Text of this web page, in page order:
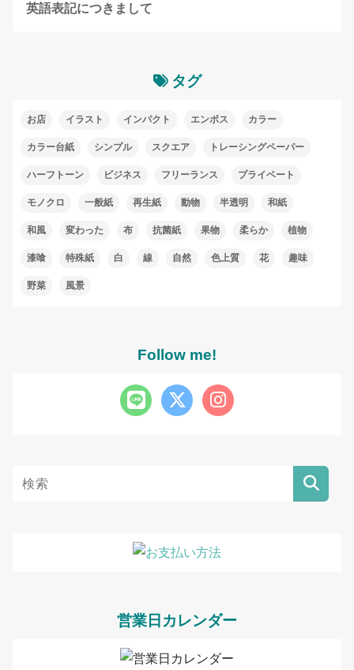
英語表記につきまして
タグ
お店 イラスト インパクト エンボス カラー
カラー台紙 シンプル スクエア トレーシングペーパー
ハーフトーン ビジネス フリーランス プライベート
モノクロ 一般紙 再生紙 動物 半透明 和紙
和風 変わった 布 抗菌紙 果物 柔らか 植物
漆喰 特殊紙 白 線 自然 色上質 花 趣味
野菜 風景
Follow me!
営業日カレンダー